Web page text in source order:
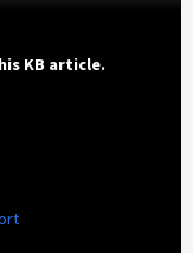
KB article.